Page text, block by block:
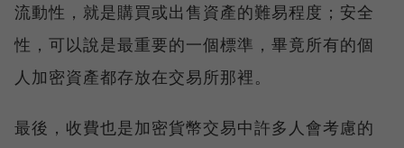
流動性，就是購買或出售資產的難易程度；安全
性，可以說是最重要的一個標準，畢竟所有的個
人加密資產都存放在交易所那裡。
最後，收費也是加密貨幣交易中許多人會考慮的